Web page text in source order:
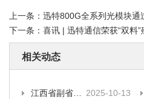
上一条： 迅特800G全系列光模块通
下一条： 喜讯 | 迅特通信荣获“双料”
相关动态
2025-10-13
江西省副省长夏文勇到迅特通信走访调研